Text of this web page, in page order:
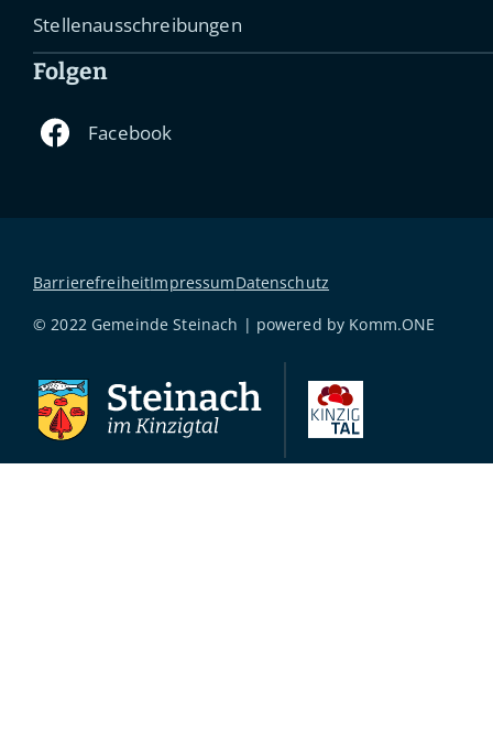
Stellenausschreibungen
Folgen
BarrierefreiheitImpressumDatenschutz
© 2022 Gemeinde Steinach | powered by Komm.ONE